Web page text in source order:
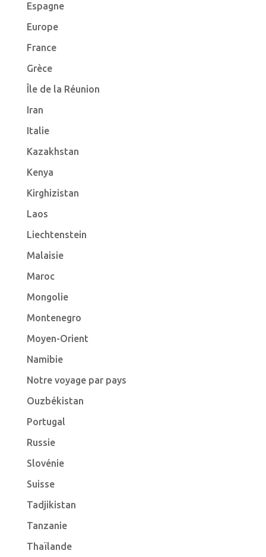
Espagne
Europe
France
Grèce
Île de la Réunion
Iran
Italie
Kazakhstan
Kenya
Kirghizistan
Laos
Liechtenstein
Malaisie
Maroc
Mongolie
Montenegro
Moyen-Orient
Namibie
Notre voyage par pays
Ouzbékistan
Portugal
Russie
Slovénie
Suisse
Tadjikistan
Tanzanie
Thaïlande